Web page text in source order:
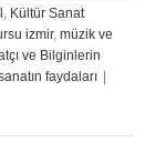
, Kültür Sanat
izmir, müzik ve
ve Bilginlerin
faydaları
Gitar